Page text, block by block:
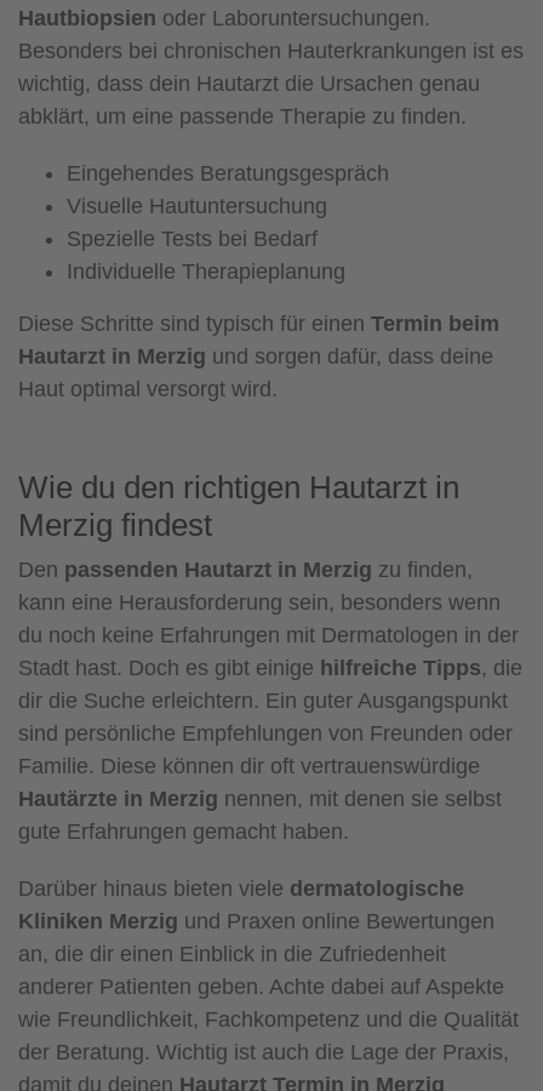
Hautbiopsien oder Laboruntersuchungen.
Besonders bei chronischen Hauterkrankungen ist es
wichtig, dass dein Hautarzt die Ursachen genau
abklärt, um eine passende Therapie zu finden.
Eingehendes Beratungsgespräch
Visuelle Hautuntersuchung
Spezielle Tests bei Bedarf
Individuelle Therapieplanung
Diese Schritte sind typisch für einen Termin beim
Hautarzt in Merzig und sorgen dafür, dass deine
Haut optimal versorgt wird.
Wie du den richtigen Hautarzt in
Merzig findest
Den passenden Hautarzt in Merzig zu finden,
kann eine Herausforderung sein, besonders wenn
du noch keine Erfahrungen mit Dermatologen in der
Stadt hast. Doch es gibt einige hilfreiche Tipps, die
dir die Suche erleichtern. Ein guter Ausgangspunkt
sind persönliche Empfehlungen von Freunden oder
Familie. Diese können dir oft vertrauenswürdige
Hautärzte in Merzig nennen, mit denen sie selbst
gute Erfahrungen gemacht haben.
Darüber hinaus bieten viele dermatologische
Kliniken Merzig und Praxen online Bewertungen
an, die dir einen Einblick in die Zufriedenheit
anderer Patienten geben. Achte dabei auf Aspekte
wie Freundlichkeit, Fachkompetenz und die Qualität
der Beratung. Wichtig ist auch die Lage der Praxis,
damit du deinen Hautarzt Termin in Merzig